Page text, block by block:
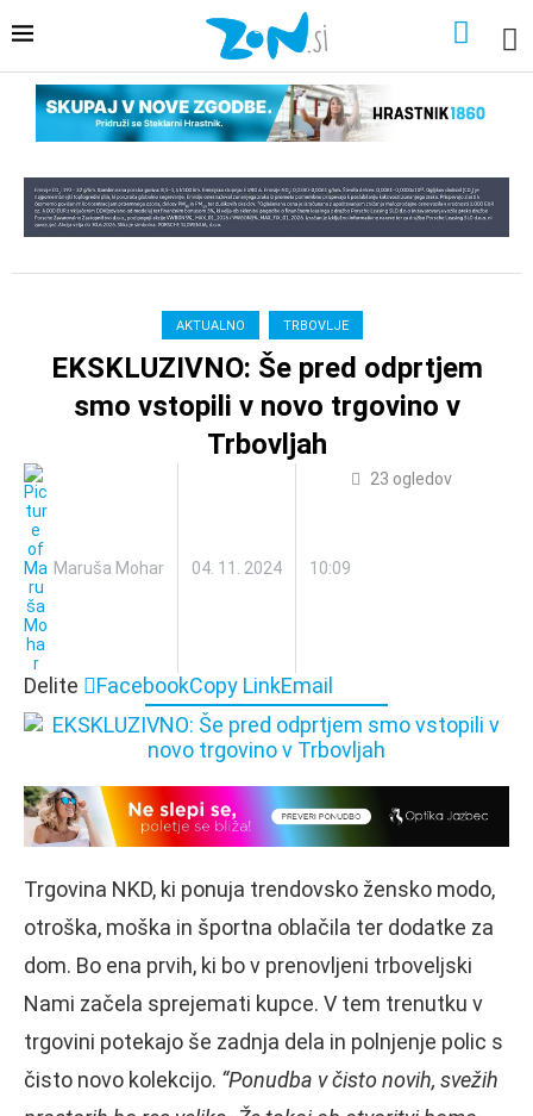
AKTUALNO TRBOVLJE
EKSKLUZIVNO: Še pred odprtjem
smo vstopili v novo trgovino v
Trbovljah
Maruša Mohar 04. 11. 2024 10:09
23 ogledov
Delite FacebookCopy LinkEmail
Trgovina NKD, ki ponuja trendovsko žensko modo,
otroška, moška in športna oblačila ter dodatke za
dom. Bo ena prvih, ki bo v prenovljeni trboveljski
Nami začela sprejemati kupce. V tem trenutku v
trgovini potekajo še zadnja dela in polnjenje polic s
čisto novo kolekcijo. “Ponudba v čisto novih, svežih